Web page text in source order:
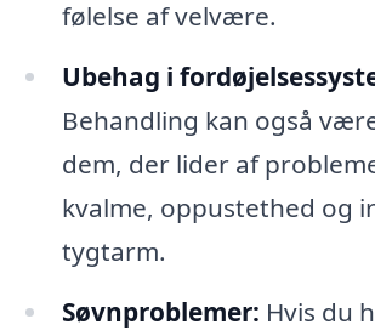
følelse af velvære.
Ubehag i
Behandling kan også
dem, der lider af
kvalme, oppustethed og
tygtarm.
Søvnproblemer: Hvis du